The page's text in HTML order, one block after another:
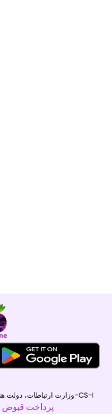
وزارت ارتباطات، دولت هند، شماره تاییدیه 808-07 /2021-CS-I
پرداخت قبوض